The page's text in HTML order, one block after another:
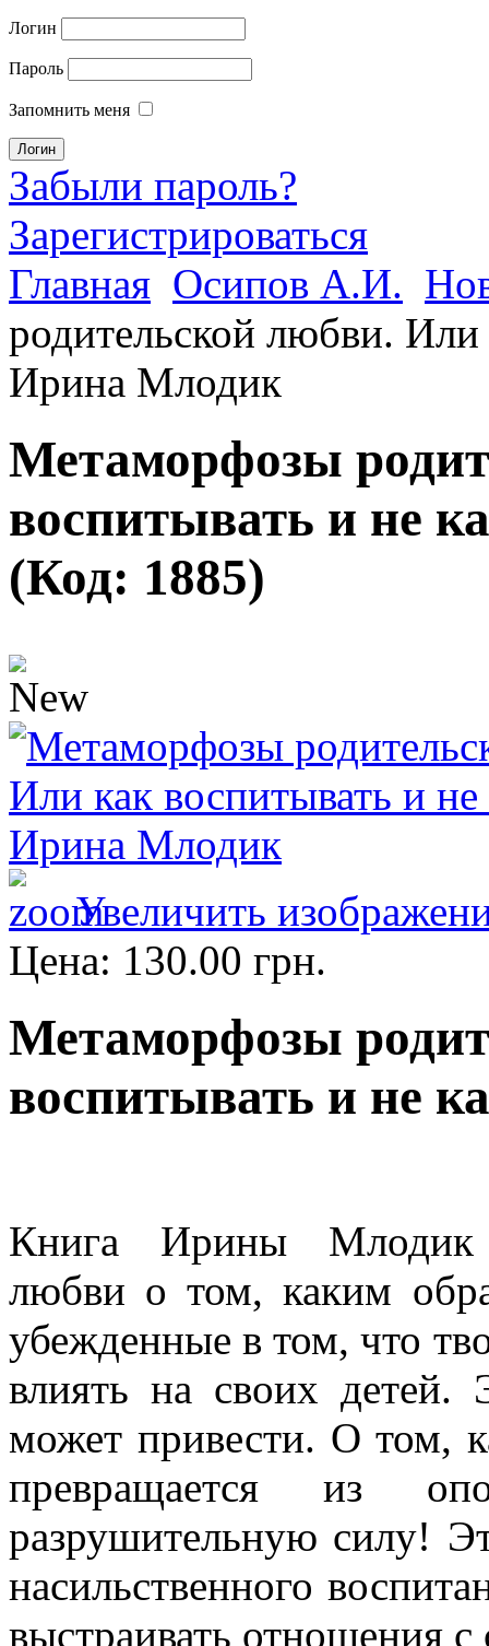
Логин
Пароль
Запомнить меня
Забыли пароль?
Зарегистрироваться
Главная Осипов А.И.
родительской любви. Или
Ирина Млодик
Метаморфозы
воспитывать и не
(Код: 1885)
Увеличить
Цена: 130.00 грн.
Метаморфозы
воспитывать и не
Книга Ирины Млодик
любви о том, каким
убежденные в том, что
влиять на своих
может привести. О том,
превращается из
разрушительную силу!
насильственного
выстраивать отношения